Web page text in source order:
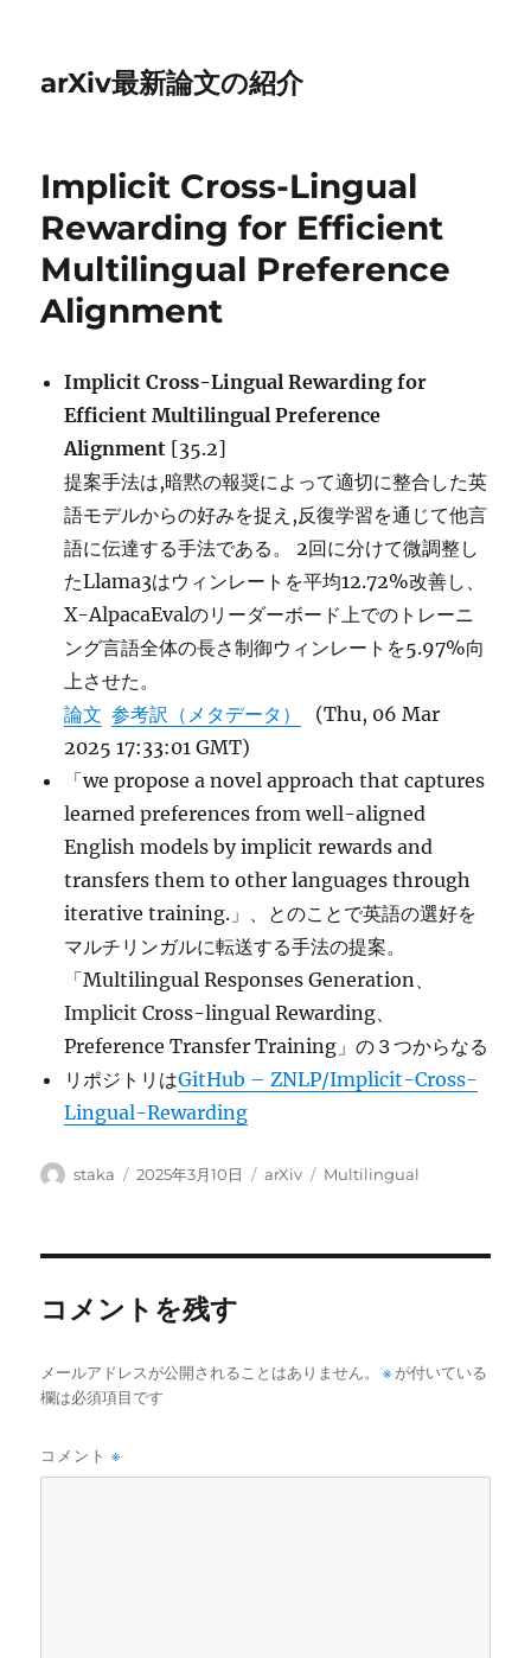
arXiv最新論文の紹介
Implicit Cross-Lingual
Rewarding for Efficient
Multilingual Preference
Alignment
Implicit Cross-Lingual Rewarding for
Efficient Multilingual Preference
Alignment [35.2]
提案手法は,暗黙の報奨によって適切に整合した英
語モデルからの好みを捉え,反復学習を通じて他言
語に伝達する手法である。 2回に分けて微調整し
たLlama3はウィンレートを平均12.72%改善し、
X-AlpacaEvalのリーダーボード上でのトレーニ
ング言語全体の長さ制御ウィンレートを5.97%向
上させた。
論文 参考訳（メタデータ）
(Thu, 06 Mar
2025 17:33:01 GMT)
「we propose a novel approach that captures
learned preferences from well-aligned
English models by implicit rewards and
transfers them to other languages through
iterative training.」、とのことで英語の選好を
マルチリンガルに転送する手法の提案。
「Multilingual Responses Generation、
Implicit Cross-lingual Rewarding、
Preference Transfer Training」の３つからなる
リポジトリはGitHub – ZNLP/Implicit-Cross-
Lingual-Rewarding
投
staka
投
2025年3月10日
カ
arXiv
タ
Multilingual
コメントを残す
メールアドレスが公開されることはありません。 ※ が付いている
欄は必須項目です
コメント※